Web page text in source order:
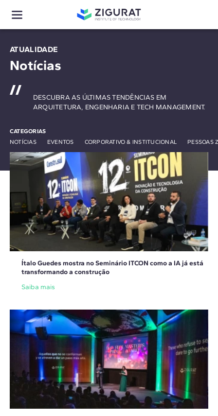
ATUALIDADE
Notícias
CATEGORIAS
NOTÍCIAS
EVENTOS CORPORATIVO & INSTITUCIONAL PESSOAS
DESCUBRA AS ÚLTIMAS TENDÊNCIAS EM
ARQUITETURA, ENGENHARIA E TECH MANAGEMENT.
Ítalo Guedes mostra no Seminário ITCON como a IA já está
transformando a construção
Saiba mais